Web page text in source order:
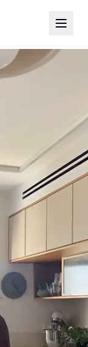
SUNLESS — וילונות בעיצוב אישי